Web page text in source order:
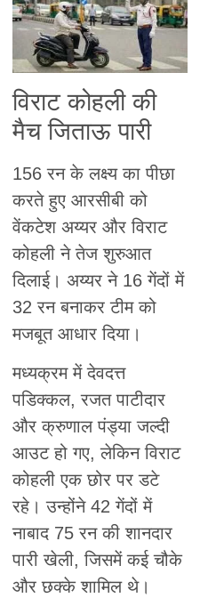
विराट कोहली की
मैच जिताऊ पारी
156 रन के लक्ष्य का पीछा
करते हुए आरसीबी को
वेंकटेश अय्यर और विराट
कोहली ने तेज शुरुआत
दिलाई। अय्यर ने 16 गेंदों में
32 रन बनाकर टीम को
मजबूत आधार दिया।
मध्यक्रम में देवदत्त
पडिक्कल, रजत पाटीदार
और क्रुणाल पंड्या जल्दी
आउट हो गए, लेकिन विराट
कोहली एक छोर पर डटे
रहे। उन्होंने 42 गेंदों में
नाबाद 75 रन की शानदार
पारी खेली, जिसमें कई चौके
और छक्के शामिल थे।